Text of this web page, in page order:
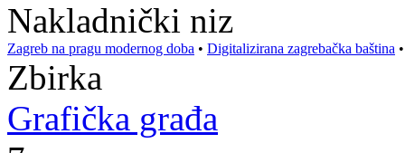
Nakladnički niz
Zagreb na pragu modernog doba • Digitalizirana zagrebačka baština
Zbirka
Grafička građa